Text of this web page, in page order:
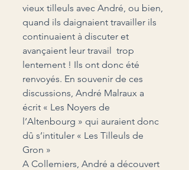
vieux tilleuls avec André, ou bien,
quand ils daignaient travailler ils
continuaient à discuter et
avançaient leur travail  trop
lentement ! Ils ont donc été
renvoyés. En souvenir de ces
discussions, André Malraux a
écrit « Les Noyers de
l’Altenbourg » qui auraient donc
dû s’intituler « Les Tilleuls de
Gron »
A Collemiers, André a découvert